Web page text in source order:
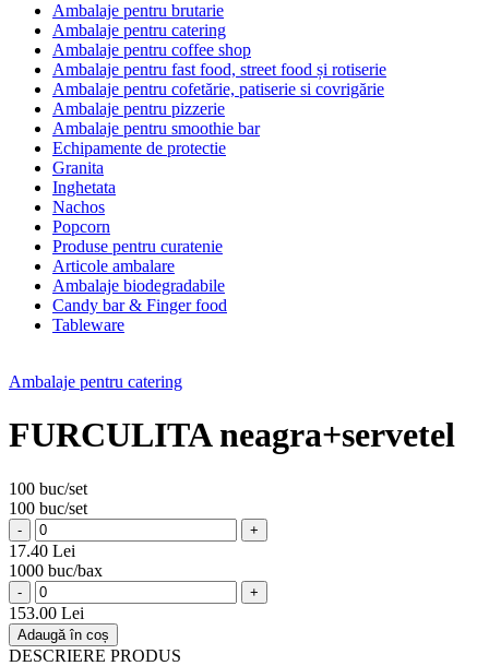
Ambalaje pentru brutarie
Ambalaje pentru catering
Ambalaje pentru coffee shop
Ambalaje pentru fast food, street food și rotiserie
Ambalaje pentru cofetărie, patiserie si covrigărie
Ambalaje pentru pizzerie
Ambalaje pentru smoothie bar
Echipamente de protectie
Granita
Inghetata
Nachos
Popcorn
Produse pentru curatenie
Articole ambalare
Ambalaje biodegradabile
Candy bar & Finger food
Tableware
Ambalaje pentru catering
FURCULITA neagra+servetel
100 buc/set
100 buc/set
- +
17.40 Lei
1000 buc/bax
- +
153.00 Lei
Adaugă în coș
DESCRIERE PRODUS